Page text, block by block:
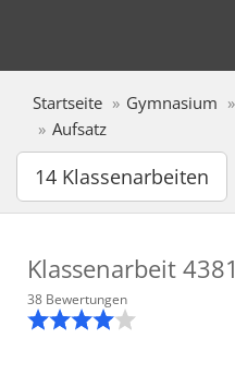
Startseite Gymnasium
Aufsatz
14 Klassenarbeiten
Klassenarbeit 4381
38 Bewertungen